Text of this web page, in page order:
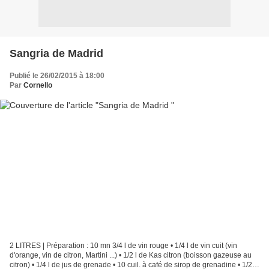
Sangria de Madrid
Publié le 26/02/2015 à 18:00
Par Cornello
2 LITRES | Préparation : 10 mn 3/4 l de vin rouge • 1/4 l de vin cuit (vin
d'orange, vin de citron, Martini ...) • 1/2 l de Kas citron (boisson gazeuse au
citron) • 1/4 l de jus de grenade • 10 cuil. à café de sirop de grenadine • 1/2 c.